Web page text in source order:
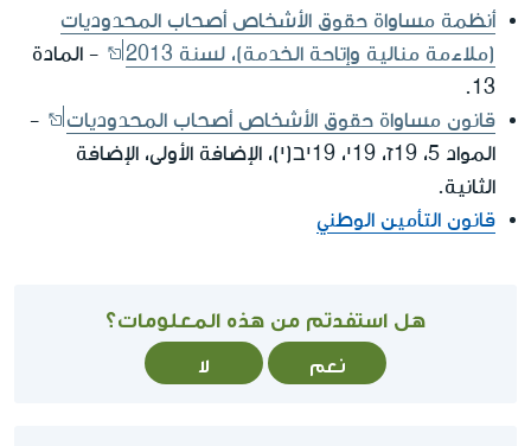
أنظمة مساواة حقوق الأشخاص أصحاب المحدوديات
(ملاءمة منالية وإتاحة الخدمة)، لسنة 2013
- المادة
13.
قانون مساواة حقوق الأشخاص أصحاب المحدوديات
-
المواد 5، 19ז، 19י، 19יב(י)، الإضافة الأولى، الإضافة
الثانية.
قانون التأمين الوطني
هل استفدتم من هذه المعلومات؟
نعم لا